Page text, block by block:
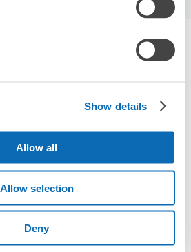
Show details
Allow all
Allow selection
Deny
儲物櫃的位置